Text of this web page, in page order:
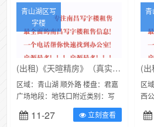
青山湖区写
字楼
(出租)《天暄精房》（真实底价）大面积写字楼招租
区域：青山湖 顺外路 楼盘：君嘉
广场地段：地铁口附近类别：写
字楼面积：400㎡价格：15600元/
月每月秒杀特惠：万达中心：...
11-27 立刻查看
青
区
西
道
园